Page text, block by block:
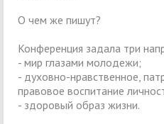
О чем же пишут?
Конференция задала три
- мир глазами молодежи;
- духовно-нравственное,
правовое воспитание
- здоровый образ жизни.